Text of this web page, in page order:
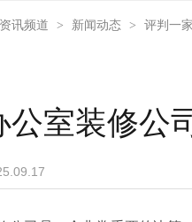
资讯频道 > 新闻动态 > 评判一
室装修公